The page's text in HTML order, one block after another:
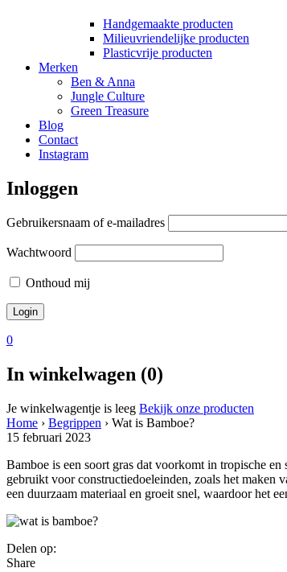
Handgemaakte producten
Milieuvriendelijke producten
Plasticvrije producten
Merken
Ben & Anna
Jungle Culture
Green Treasure
Blog
Contact
Instagram
Inloggen
Gebruikersnaam of e-mailadres
Wachtwoord
Onthoud mij
0
In winkelwagen (0)
Je winkelwagentje is leeg Bekijk onze producten
Home › Begrippen › Wat is Bamboe?
15 februari 2023
Bamboe is een soort gras dat voorkomt in tropische
gebruikt voor constructiedoeleinden, zoals het maken
een duurzaam materiaal en groeit snel, waardoor het
Delen op:
Share